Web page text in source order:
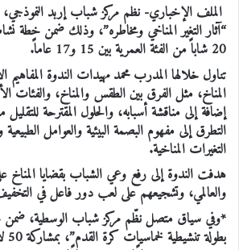
الملف الإخباري- نظم مركز شباب إربد النموذجي،
“آثار التغير المناخي ومخاطره”، وذلك ضمن خطة
20 شاباً من الفئة العمرية بين 15 و17 عاماً.
تناول خلالها المدرب محمد مهيدات الندوة المفاهيم
المناخ، مثل الفرق بين الطقس والمناخ، والفئات
إضافة إلى مناقشة أسبابه، والحلول المقترحة
التطرق إلى مفهوم البصمة البيئية والعوامل
التغيرات المناخية.
هدفت الندوة إلى رفع وعي الشباب بقضايا المناخ
والعالمي، وتشجيعهم على لعب دور فاعل في
*وفي سياق متصل نظّم مركز شباب الوسطية، ضمن